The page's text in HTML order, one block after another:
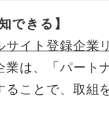
できる 】
サイト登録企業
は、「パート
ことで、取組